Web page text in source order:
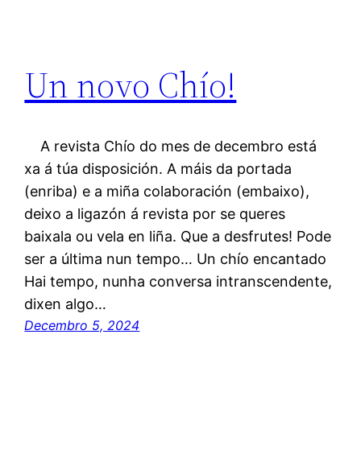
Un novo Chío!
A revista Chío do mes de decembro está
xa á túa disposición. A máis da portada
(enriba) e a miña colaboración (embaixo),
deixo a ligazón á revista por se queres
baixala ou vela en liña. Que a desfrutes! Pode
ser a última nun tempo… Un chío encantado
Hai tempo, nunha conversa intranscendente,
dixen algo…
Decembro 5, 2024